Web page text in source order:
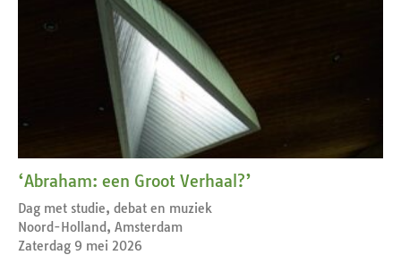
‘Abraham: een Groot Verhaal?’
Dag met studie, debat en muziek
Noord-Holland, Amsterdam
Zaterdag 9 mei 2026